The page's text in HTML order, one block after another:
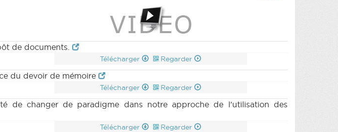
QA 5 (2018-2019) (PDF)
de documents.
Télécharger Regarder
du devoir de mémoire
Télécharger Regarder
de changer de paradigme dans notre approche de l’utilisation des
Télécharger Regarder